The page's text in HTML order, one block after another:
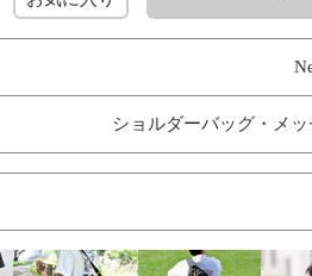
ショルダーバッグ・メ